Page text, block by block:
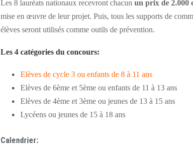
Les 8 lauréats nationaux recevront chacun un prix de 2.000
mise en œuvre de leur projet. Puis, tous les supports de
élèves seront utilisés comme outils de prévention.
Les 4 catégories du concours:
Elèves de cycle 3 ou enfants de 8 à 11 ans
Elèves de 6ème et 5ème ou enfants de 11 à 13 ans
Elèves de 4ème et 3ème ou jeunes de 13 à 15 ans
Lycéens ou jeunes de 15 à 18 ans
Calendrier: